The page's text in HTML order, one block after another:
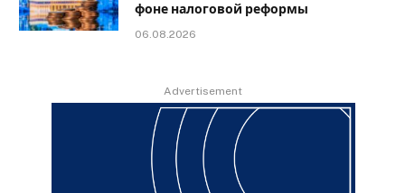
фоне налоговой реформы
06.08.2026
Advertisement